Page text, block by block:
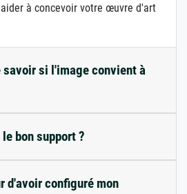
à concevoir votre œuvre d'art
si l'image convient à
bon support ?
d'avoir configuré mon